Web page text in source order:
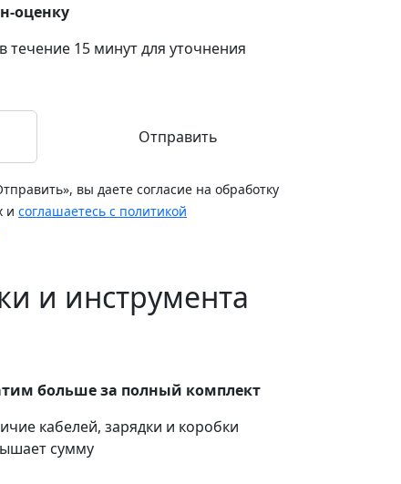
оценку
течение 15 минут для уточнения
Отправить
вы даете согласие на обработку
и соглашаетесь с политикой
и инструмента
больше за полный комплект
кабелей, зарядки и коробки
сумму